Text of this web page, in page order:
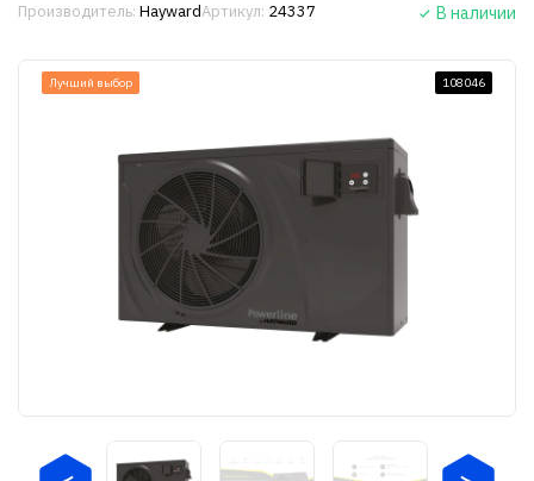
Производитель: HaywardАртикул: 24337 В наличии
108046
Лучший выбор